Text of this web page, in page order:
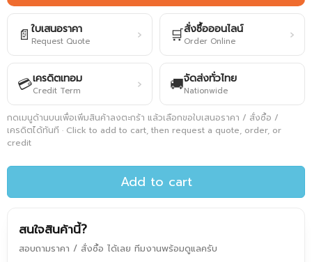
📄 ใบเสนอราคา
Request Quote › 🛒สั่งซื้อออนไลน์
Order Online ›
💳เครดิตเทอม
Credit Term › 🚚จัดส่งทั่วไทย
Nationwide
กดเมนูด้านบนเพื่อเพิ่มสินค้าลงตะกร้า แล้วเลือกขอใบเสนอราคา / สั่งซื้อ /
เครดิตได้ทันที · Click to add to cart, then request a quote, order, or
credit
Add to cart
สนใจสินค้านี้?
สอบถามราคา / สั่งซื้อ ได้เลย ทีมงานพร้อมดูแลครับ